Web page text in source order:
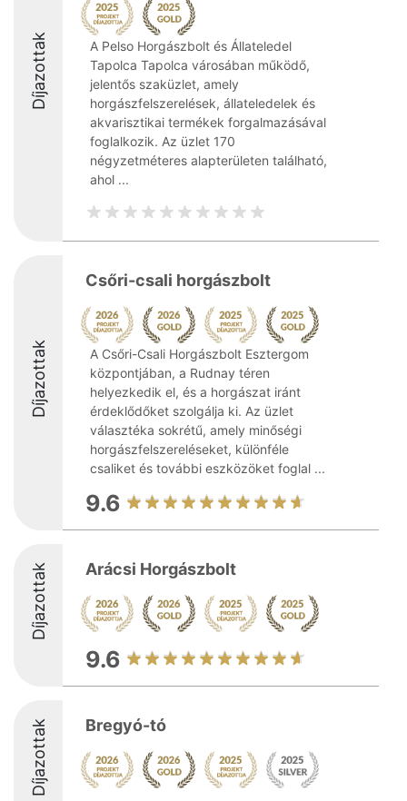
Díjazottak
A Pelso Horgászbolt és Állateledel
Tapolca Tapolca városában működő,
jelentős szaküzlet, amely
horgászfelszerelések, állateledelek és
akvarisztikai termékek forgalmazásával
foglalkozik. Az üzlet 170
négyzetméteres alapterületen található,
ahol ...
Díjazottak
Csőri-csali horgászbolt
A Csőri-Csali Horgászbolt Esztergom
központjában, a Rudnay téren
helyezkedik el, és a horgászat iránt
érdeklődőket szolgálja ki. Az üzlet
választéka sokrétű, amely minőségi
horgászfelszereléseket, különféle
csaliket és további eszközöket foglal ...
9.6
Díjazottak Arácsi Horgászbolt
9.6
Díjazottak Bregyó-tó